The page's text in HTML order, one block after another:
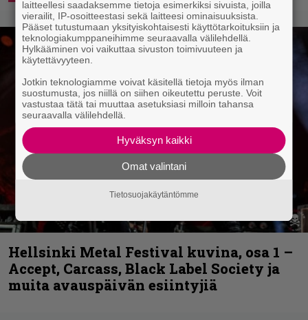
Hellsinki Metal Festival kuvina, osa 1 –
Accept, Carcass, Black Label Society ja
muita avauspäivän esiintyjiä
laitteellesi saadaksemme tietoja esimerkiksi sivuista, joilla
vierailit, IP-osoitteestasi sekä laitteesi ominaisuuksista.
Pääset tutustumaan yksityiskohtaisesti käyttötarkoituksiin ja
teknologiakumppaneihimme seuraavalla välilehdellä.
Hylkääminen voi vaikuttaa sivuston toimivuuteen ja
käytettävyyteen.
Jotkin teknologiamme voivat käsitellä tietoja myös ilman
suostumusta, jos niillä on siihen oikeutettu peruste. Voit
vastustaa tätä tai muuttaa asetuksiasi milloin tahansa
seuraavalla välilehdellä.
Hyväksyn kaikki
Omat valintani
Tietosuojakäytäntömme